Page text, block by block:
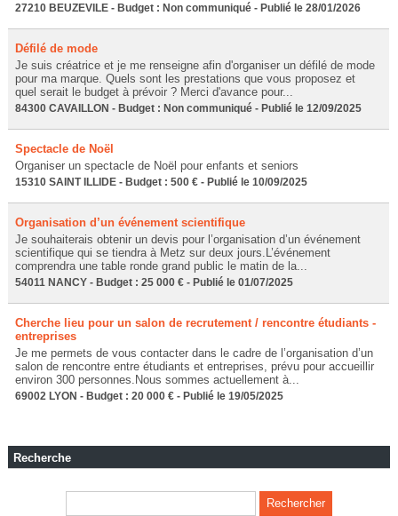
27210 BEUZEVILE - Budget : Non communiqué - Publié le 28/01/2026
Défilé de mode
Je suis créatrice et je me renseigne afin d'organiser un défilé de mode
pour ma marque. Quels sont les prestations que vous proposez et
quel serait le budget à prévoir ? Merci d'avance pour...
84300 CAVAILLON - Budget : Non communiqué - Publié le 12/09/2025
Spectacle de Noël
Organiser un spectacle de Noël pour enfants et seniors
15310 SAINT ILLIDE - Budget : 500 € - Publié le 10/09/2025
Organisation d’un événement scientifique
Je souhaiterais obtenir un devis pour l’organisation d’un événement
scientifique qui se tiendra à Metz sur deux jours.L’événement
comprendra une table ronde grand public le matin de la...
54011 NANCY - Budget : 25 000 € - Publié le 01/07/2025
Cherche lieu pour un salon de recrutement / rencontre étudiants -
entreprises
Je me permets de vous contacter dans le cadre de l’organisation d’un
salon de rencontre entre étudiants et entreprises, prévu pour accueillir
environ 300 personnes.Nous sommes actuellement à...
69002 LYON - Budget : 20 000 € - Publié le 19/05/2025
Recherche